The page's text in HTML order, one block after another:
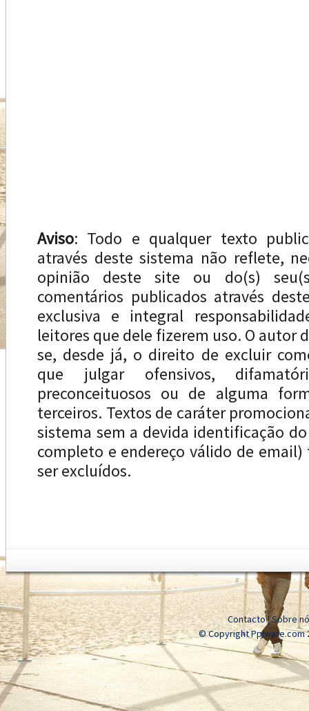
Aviso: Todo e qualquer texto
através deste sistema não reflete,
opinião deste site ou do(s)
comentários publicados através
exclusiva e integral
leitores que dele fizerem uso. O autor
se, desde já, o direito de excluir
que julgar ofensivos,
preconceituosos ou de alguma
terceiros. Textos de caráter
sistema sem a devida identificação
completo e endereço válido de
ser excluídos.
Contacto|Sobre
© Copyright Pplware.com